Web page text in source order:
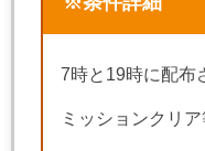
7時と19時に配布
ミッションクリ